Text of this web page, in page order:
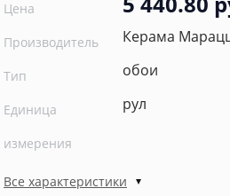
Цена
Производитель Керама
Тип обои
Единица
измерения
рул
Все характеристики